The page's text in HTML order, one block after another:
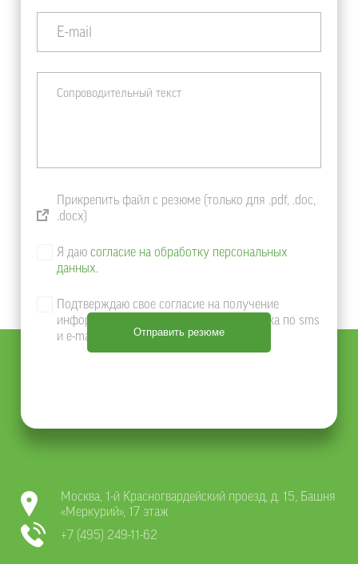
Москва, 1-й Красногвардейский проезд, д. 15, Башня
«Меркурий», 17 этаж
+7 (495) 249-11-62
Прикрепить файл с резюме (только для .pdf, .doc,
.docx)
Я даюсогласие на обработку персональных
данных.
Подтверждаю свое согласие на получение
информации о продуктах и услугах Банка по sms
и e-mail